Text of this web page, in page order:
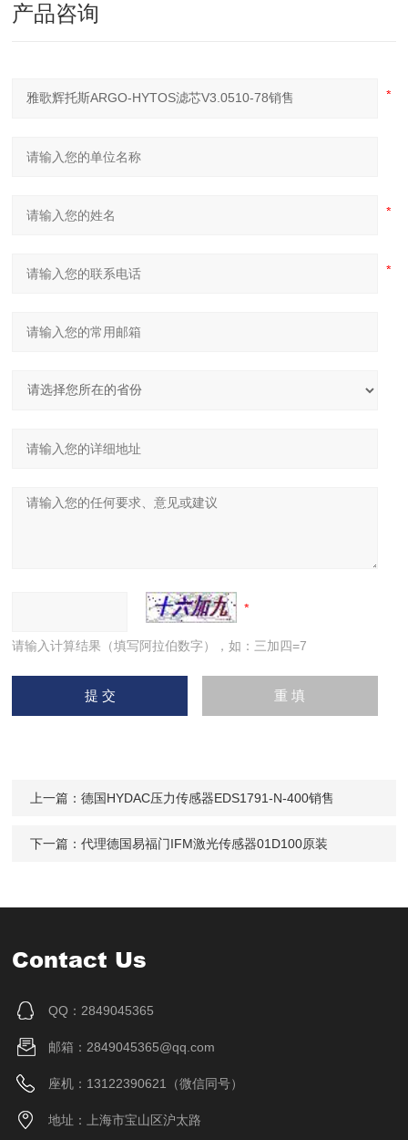
产品咨询
请输入计算结果（填写阿拉伯数字），如：三加四=7
上一篇：德国HYDAC压力传感器EDS1791-N-400销售
下一篇：代理德国易福门IFM激光传感器01D100原装
Contact Us
QQ：2849045365
邮箱：2849045365@qq.com
座机：13122390621（微信同号）
地址：上海市宝山区沪太路